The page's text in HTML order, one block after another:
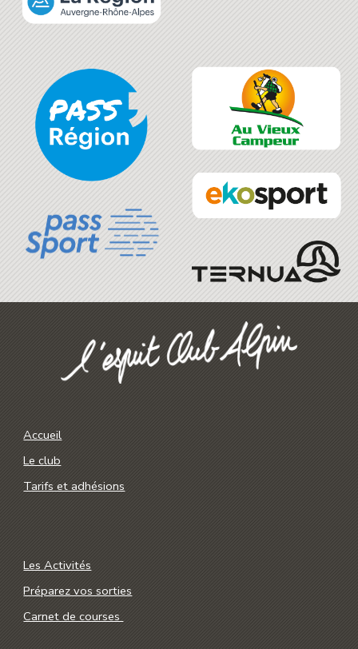
Accueil
Le club
Tarifs et adhésions
Les Activités
Préparez vos sorties
Carnet de courses